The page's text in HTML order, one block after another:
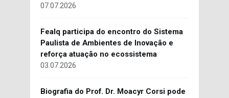
07.07.2026
Fealq participa do encontro do Sistema
Paulista de Ambientes de Inovação e
reforça atuação no ecossistema
03.07.2026
Biografia do Prof. Dr. Moacyr Corsi pode